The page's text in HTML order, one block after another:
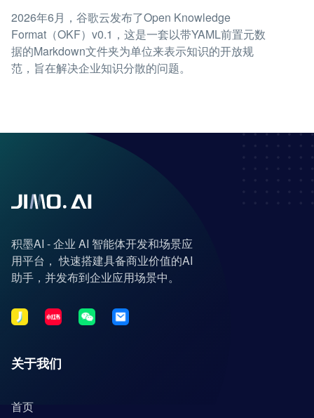
2026年6月，谷歌云发布了Open Knowledge
Format（OKF）v0.1，这是一套以带YAML前置元数
据的Markdown文件夹为单位来表示知识的开放规
范，旨在解决企业知识分散的问题。
积墨AI - 企业 AI 智能体开发和场景应
用平台， 快速搭建具备商业价值的AI
助手，并发布到企业应用场景中。
关于我们
首页